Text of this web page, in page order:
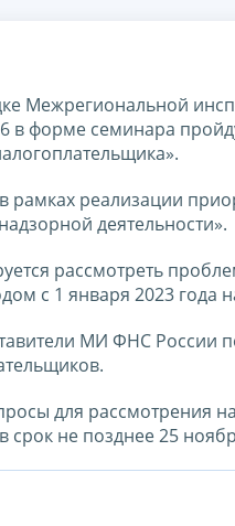
Межрегиональной
форме семинара
реализации
деятельности».
рассмотреть
с 1 января 2023 года
МИ ФНС
для рассмотрения
в срок не позднее 25